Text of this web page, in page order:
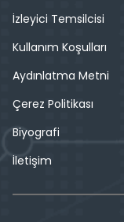
İzleyici Temsilcisi
Kullanım Koşulları
Aydınlatma Metni
Çerez Politikası
Biyografi
İletişim